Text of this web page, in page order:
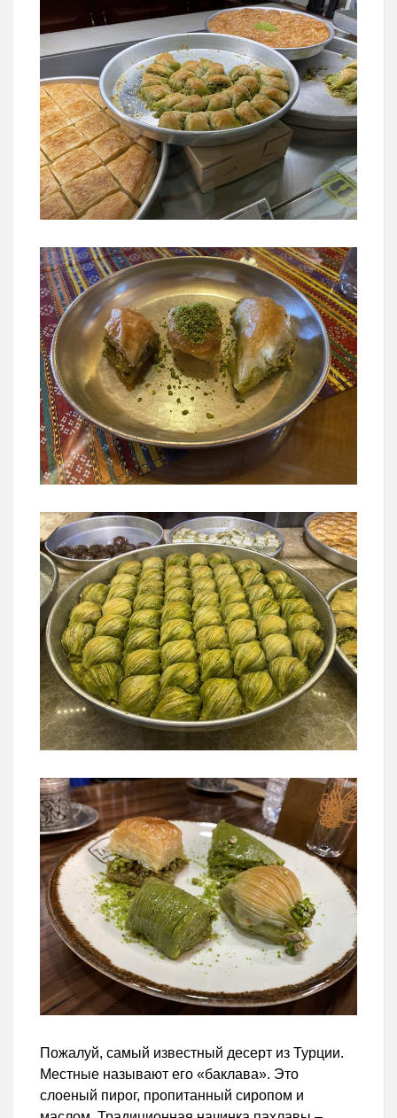
Пожалуй, самый известный десерт из Турции.
Местные называют его «баклава». Это
слоеный пирог, пропитанный сиропом и